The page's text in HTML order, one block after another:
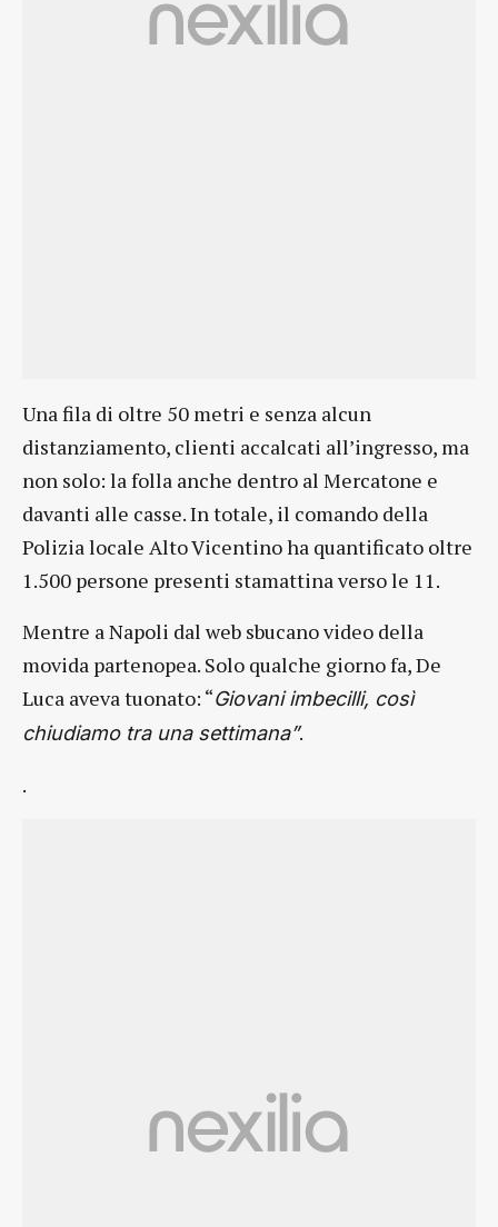
Una fila di oltre 50 metri e senza alcun
distanziamento, clienti accalcati all’ingresso, ma
non solo: la folla anche dentro al Mercatone e
davanti alle casse. In totale, il comando della
Polizia locale Alto Vicentino ha quantificato oltre
1.500 persone presenti stamattina verso le 11.
Mentre a Napoli dal web sbucano video della
movida partenopea. Solo qualche giorno fa, De
Luca aveva tuonato: “Giovani imbecilli, così
chiudiamo tra una settimana”.
.